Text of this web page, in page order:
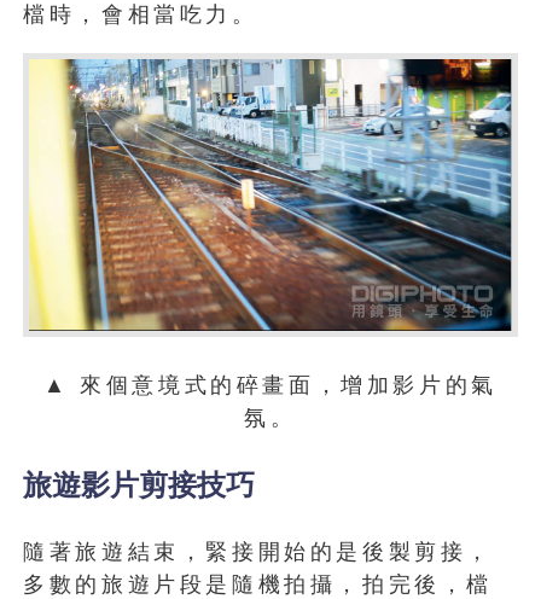
檔時，會相當吃力。
▲ 來個意境式的碎畫面，增加影片的氣
氛。
旅遊影片剪接技巧
隨著旅遊結束，緊接開始的是後製剪接，
多數的旅遊片段是隨機拍攝，拍完後，檔